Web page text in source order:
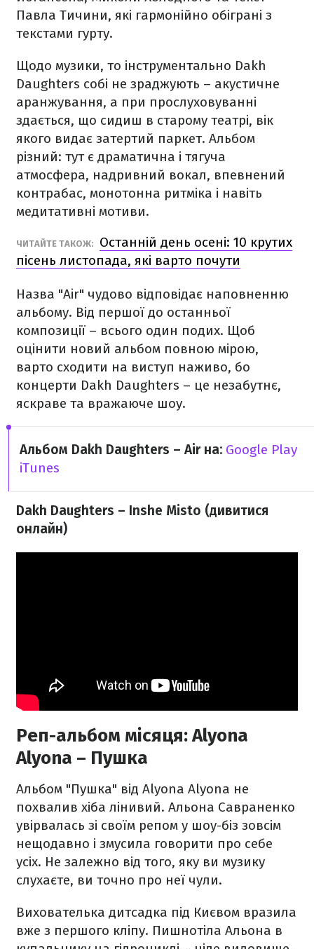
Павла Тичини, які гармонійно обіграні з
текстами гурту.
Щодо музики, то інструментально Dakh
Daughters собі не зраджують – акустичне
аранжування, а при прослуховуванні
здається, що сидиш в старому театрі, вік
якого видає затертий паркет. Альбом
різний: тут є драматична і тягуча
атмосфера, надривний вокал, впевнений
контрабас, монотонна ритміка і навіть
медитативні мотиви.
ЧИТАЙТЕ ТАКОЖ:
Останній день осені: 10 крутих
пісень листопада, які варто почути
Назва "Air" чудово відповідає наповненню
альбому. Від першої до останньої
композиції – всього один подих. Щоб
оцінити новий альбом повною мірою,
варто сходити на виступ наживо, бо
концерти Dakh Daughters – це незабутнє,
яскраве та вражаюче шоу.
Альбом Dakh Daughters – Air​ на: Google Play
iTunes
Dakh Daughters – Inshe Misto (дивитися
онлайн)
Реп-альбом місяця: Alyona
Alyona – Пушка
Альбом "Пушка" від Alyona Alyona не
похвалив хіба лінивий. Альона Савраненко
увірвалась зі своїм репом у шоу-біз зовсім
нещодавно і змусила говорити про себе
усіх. Не залежно від того, яку ви музику
слухаєте, ви точно про неї чули.
Вихователька дитсадка під Києвом вразила
вже з першого кліпу. Пишнотіла Альона в